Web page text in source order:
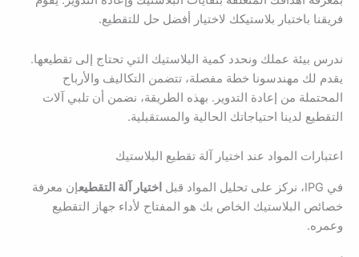
فريقنا باختبار بلاستيكك لاختيار أفضل حل للتقطيع.
ندرس بيئة عملك ونحدد كمية البلاستيك التي تحتاج إلى تقطيعها.
يقدم لك مهندسونا خطة مفصلة، تتضمن التكاليف والأرباح
المحتملة من إعادة التدوير. بهذه الطريقة، نضمن أن تلبي آلات
التقطيع لدينا احتياجاتك الحالية والمستقبلية.
اعتبارات المواد عند اختيار آلة تقطيع البلاستيك
في IPG، نركز على تحليل المواد قبل اختيار آلة التقطيعإن معرفة
خصائص البلاستيك الخاص بك هو المفتاح لأداء جهاز التقطيع
وعمره.